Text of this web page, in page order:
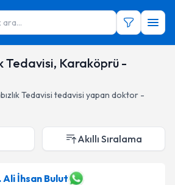
ara...
Tedavisi, Karaköprü -
Tedavisi tedavisi yapan doktor -
Akıllı Sıralama
Ali İhsan Bulut